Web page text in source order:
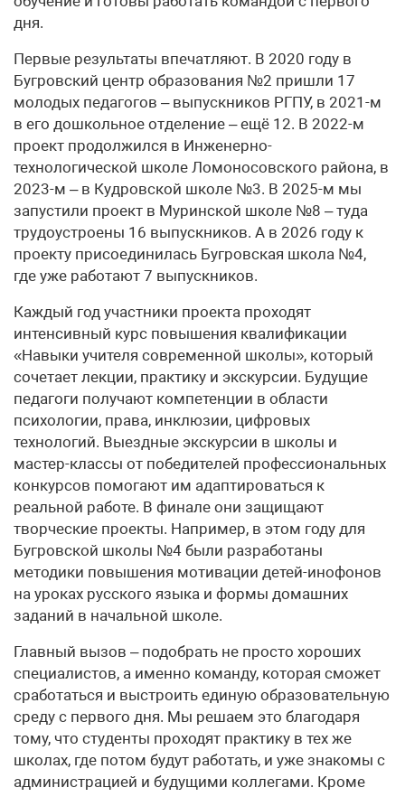
дня.
Первые результаты впечатляют. В 2020 году в
Бугровский центр образования №2 пришли 17
молодых педагогов – выпускников РГПУ, в 2021-м
в его дошкольное отделение – ещё 12. В 2022-м
проект продолжился в Инженерно-
технологической школе Ломоносовского района, в
2023-м – в Кудровской школе №3. В 2025-м мы
запустили проект в Муринской школе №8 – туда
трудоустроены 16 выпускников. А в 2026 году к
проекту присоединилась Бугровская школа №4,
где уже работают 7 выпускников.
Каждый год участники проекта проходят
интенсивный курс повышения квалификации
«Навыки учителя современной школы», который
сочетает лекции, практику и экскурсии. Будущие
педагоги получают компетенции в области
психологии, права, инклюзии, цифровых
технологий. Выездные экскурсии в школы и
мастер-классы от победителей профессиональных
конкурсов помогают им адаптироваться к
реальной работе. В финале они защищают
творческие проекты. Например, в этом году для
Бугровской школы №4 были разработаны
методики повышения мотивации детей-инофонов
на уроках русского языка и формы домашних
заданий в начальной школе.
Главный вызов – подобрать не просто хороших
специалистов, а именно команду, которая сможет
сработаться и выстроить единую образовательную
среду с первого дня. Мы решаем это благодаря
тому, что студенты проходят практику в тех же
школах, где потом будут работать, и уже знакомы с
администрацией и будущими коллегами. Кроме